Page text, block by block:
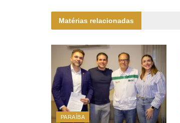
Matérias relacionadas
PARAÍBA